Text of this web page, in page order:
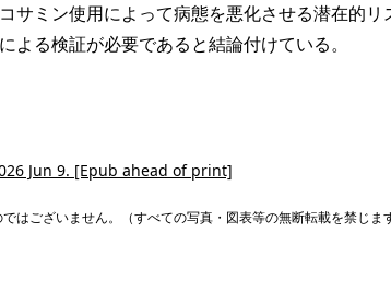
サミン使用によって病態を悪化させる潜在的リ
よる検証が必要であると結論付けている。
Jun 9. [Epub ahead of print]
はございません。（すべての写真・図表等の無断転載を禁じま